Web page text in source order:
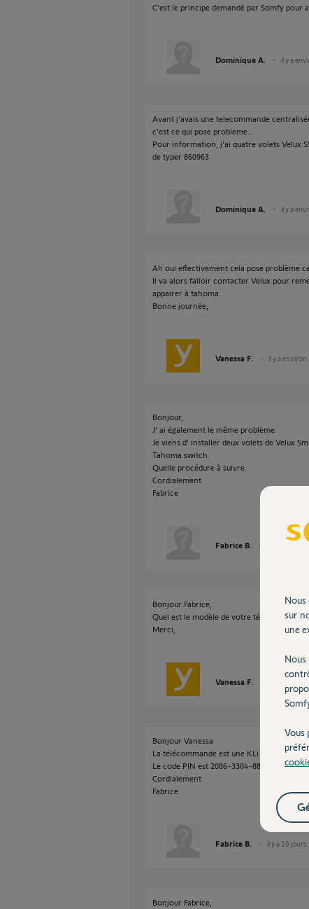
C'est le principe demandé par Somfy pour
Dominique A. il y a
Avant j'avais une telecommande
c'est ce qui pose probleme...
Pour information, j'ai quatre volets Velux
de typer 860963
Dominique A. il y a
Ah oui effectivement cela pose problème
Il va alors falloir contacter Velux pour
appairer à tahoma.
Bonne journée,
Vanessa F. il y a environ
Bonjour,
J' ai également le même problème.
Je viens d' installer deux volets de Velux
Tahoma switch.
Quelle procédure à suivre.
Cordialement
Fabrice
Fabrice B.
Bonjour Fabrice,
Quel est le modèle de votre
Merci,
Vanessa F.
Bonjour Vanessa
La télécommande est une KLi 313
Le code PIN est 2086-3304-8839
Cordialement
Fabrice
Fabrice B. il y a 10 jours
Bonjour Fabrice,
Nous
sur
une
Vous